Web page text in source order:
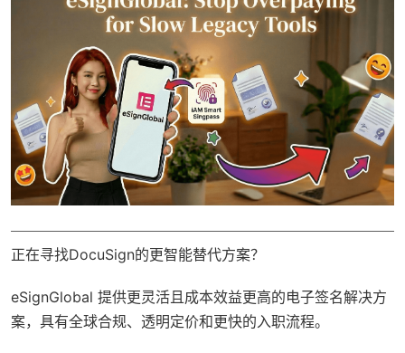
正在寻找DocuSign的更智能替代方案？
eSignGlobal 提供更灵活且成本效益更高的电子签名解决方
案，具有全球合规、透明定价和更快的入职流程。